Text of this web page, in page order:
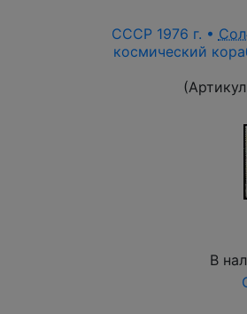
СССР 1976 г. •
космический
В